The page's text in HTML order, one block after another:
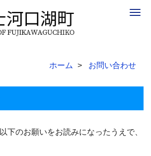
ホーム お問い合わせ
下のお願いをお読みになったうえで、